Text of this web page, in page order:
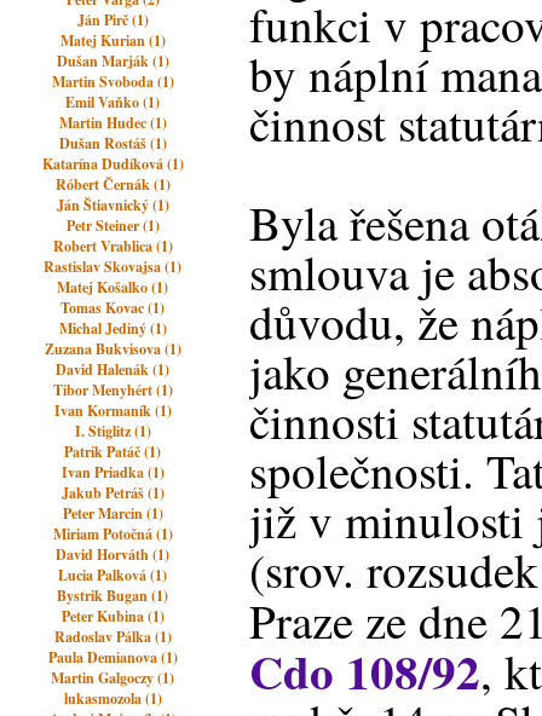
Ján Pirč (1)
Matej Kurian (1)
Dušan Marják (1)
Martin Svoboda (1)
Emil Vaňko (1)
Martin Hudec (1)
Dušan Rostáš (1)
Katarína Dudíková (1)
Róbert Černák (1)
Ján Štiavnický (1)
Petr Steiner (1)
Robert Vrablica (1)
Rastislav Skovajsa (1)
Matej Košalko (1)
Tomas Kovac (1)
Michal Jediný (1)
Zuzana Bukvisova (1)
David Halenák (1)
Tibor Menyhért (1)
Ivan Kormaník (1)
I. Stiglitz (1)
Patrik Patáč (1)
Ivan Priadka (1)
Jakub Petráš (1)
Peter Marcin (1)
Miriam Potočná (1)
David Horváth (1)
Lucia Palková (1)
Bystrik Bugan (1)
Peter Kubina (1)
Radoslav Pálka (1)
Paula Demianova (1)
Martin Galgoczy (1)
lukasmozola (1)
funkci v
by náplní
činnost
Byla řešena
smlouva je
důvodu, že
jako
činnosti
společnosti.
již v minulosti
(srov.
Praze ze dne
Cdo 108/92,